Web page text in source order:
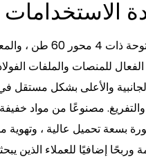
الاستخدامات
تم تصميم مقطورة
للمنصات والملفات
مصنوعًا من مواد
بسعة تحميل عالية ، وتهوية